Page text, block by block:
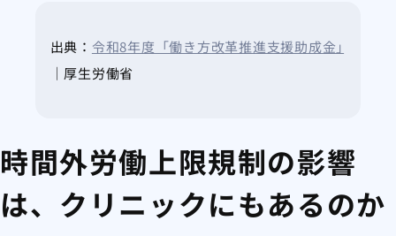
出典： 令和8年度「働き方改革推進支援助成金｣
｜厚生労働省
時間外労働上限規制の影響
は、クリニックにもあるのか